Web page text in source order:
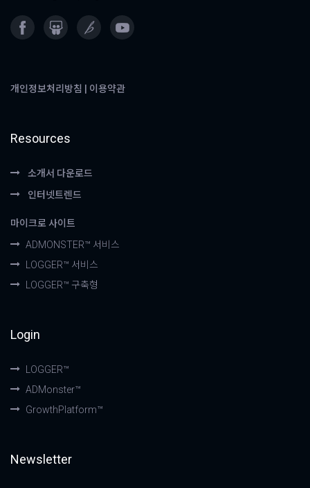
개인정보처리방침 이용약관
Resources
소개서 다운로드
인터넷트렌드
마이크로 사이트
ADMONSTER™ 서비스
LOGGER™ 서비스
LOGGER™ 구축형
Login
LOGGER™
ADMonster™
GrowthPlatform™
Newsletter